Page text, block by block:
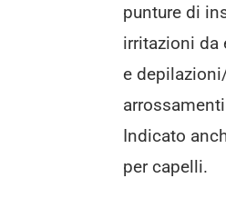
punture di
irritazioni da
e
Indicato
per capelli.